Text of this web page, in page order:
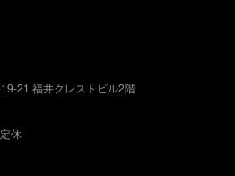
21 福井クレストビル2階
休